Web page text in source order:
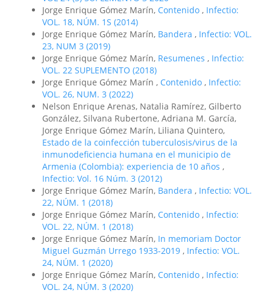
Jorge Enrique Gómez Marín, Contenido , Infectio:
VOL. 18, NÚM. 1S (2014)
Jorge Enrique Gómez Marín, Bandera , Infectio: VOL.
23, NUM 3 (2019)
Jorge Enrique Gómez Marín, Resumenes , Infectio:
VOL. 22 SUPLEMENTO (2018)
Jorge Enrique Gómez Marín , Contenido , Infectio:
VOL. 26, NUM. 3 (2022)
Nelson Enrique Arenas, Natalia Ramírez, Gilberto
González, Silvana Rubertone, Adriana M. García,
Jorge Enrique Gómez Marín, Liliana Quintero,
Estado de la coinfección tuberculosis/virus de la
inmunodeficiencia humana en el municipio de
Armenia (Colombia): experiencia de 10 años ,
Infectio: Vol. 16 Núm. 3 (2012)
Jorge Enrique Gómez Marín, Bandera , Infectio: VOL.
22, NÚM. 1 (2018)
Jorge Enrique Gómez Marín, Contenido , Infectio:
VOL. 22, NÚM. 1 (2018)
Jorge Enrique Gómez Marín, In memoriam Doctor
Miguel Guzmán Urrego 1933-2019 , Infectio: VOL.
24, NÚM. 1 (2020)
Jorge Enrique Gómez Marín, Contenido , Infectio:
VOL. 24, NÚM. 3 (2020)